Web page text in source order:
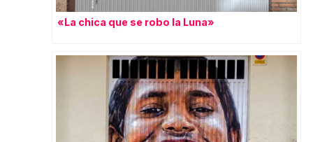
«La chica que se robo la Luna»